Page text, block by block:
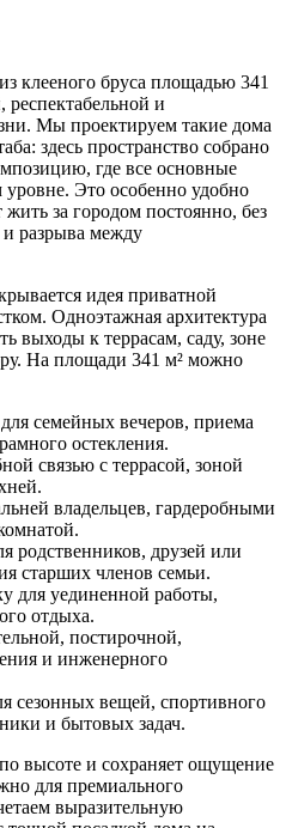
клееного бруса площадью 341
респектабельной и
Мы проектируем такие дома
здесь пространство собрано
где все основные
уровне. Это особенно удобно
за городом постоянно, без
разрыва между
идея приватной
Одноэтажная архитектура
выходы к террасам, саду, зоне
На площади 341 м² можно
семейных вечеров, приема
остекления.
связью с террасой, зоной
владельцев, гардеробными
родственников, друзей или
старших членов семьи.
для уединенной работы,
отдыха.
постирочной,
и инженерного
сезонных вещей, спортивного
и бытовых задач.
высоте и сохраняет ощущение
для премиального
выразительную